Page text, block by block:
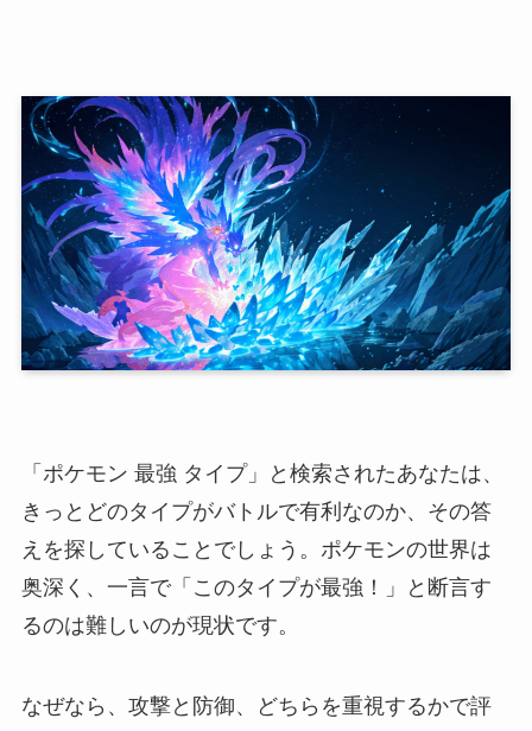
「ポケモン 最強 タイプ」と検索されたあなたは、
きっとどのタイプがバトルで有利なのか、その答
えを探していることでしょう。ポケモンの世界は
奥深く、一言で「このタイプが最強！」と断言す
るのは難しいのが現状です。
なぜなら、攻撃と防御、どちらを重視するかで評